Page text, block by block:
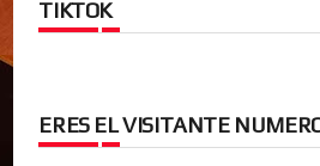
TIKTOK
ERES EL VISITANTE